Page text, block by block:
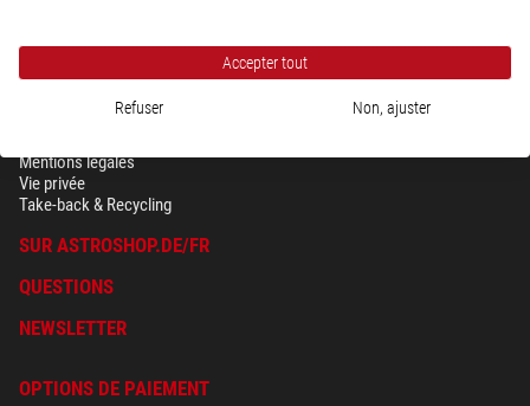
SÉCURITÉ & VIE PRIVÉE
Mentions légales
Vie privée
Take-back & Recycling
SUR ASTROSHOP.DE/FR
QUESTIONS
NEWSLETTER
OPTIONS DE PAIEMENT
Accepter tout
Refuser Non, ajuster